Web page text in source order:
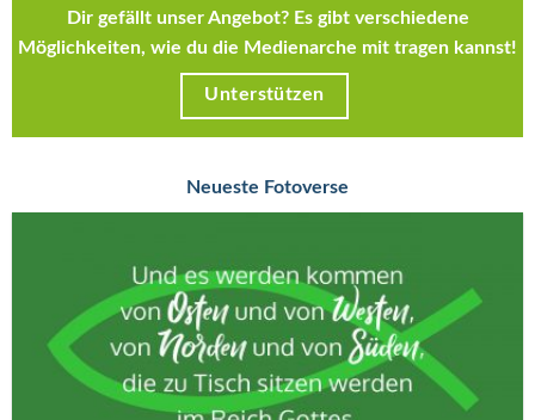
Dir gefällt unser Angebot? Es gibt verschiedene
Möglichkeiten, wie du die Medienarche mit tragen kannst!
Unterstützen
Neueste Fotoverse